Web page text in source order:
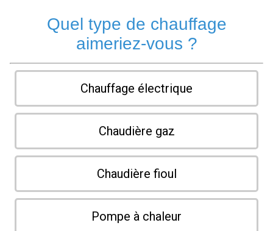
Quel type de chauffage
aimeriez-vous ?
Chauffage électrique
Chaudière gaz
Chaudière fioul
Pompe à chaleur